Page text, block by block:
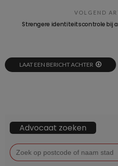
VOLGEND
Strengere identiteitscontrole bij
LAAT EEN BERICHT ACHTER
Advocaat zoeken
Zoek
naar: